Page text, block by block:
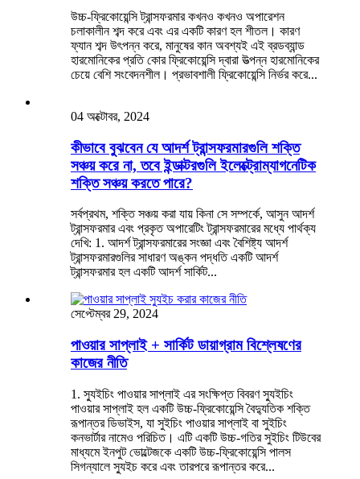
উচ্চ-ফ্রিকোয়েন্সি ট্রান্সফরমার কখনও কখনও অপারেশন
চলাকালীন শব্দ করে এবং এর একটি কারণ হল শীতল। কারণ
ফ্যান শব্দ উৎপন্ন করে, মানুষের কান অবশ্যই এই ব্রডব্যান্ড
হারমোনিকের প্রতি কোর ফ্রিকোয়েন্সি দ্বারা উত্পন্ন হারমোনিকের
চেয়ে বেশি সংবেদনশীল। প্রভাবশালী ফ্রিকোয়েন্সি নির্ভর করে...
04 অক্টোবর, 2024
কীভাবে বুঝবেন যে আদর্শ ট্রান্সফরমারগুলি শক্তি
সঞ্চয় করে না, তবে ইন্ডাক্টরগুলি ইলেক্ট্রোম্যাগনেটিক
শক্তি সঞ্চয় করতে পারে?
সর্বপ্রথম, শক্তি সঞ্চয় করা যায় কিনা সে সম্পর্কে, আসুন আদর্শ
ট্রান্সফরমার এবং প্রকৃত অপারেটিং ট্রান্সফরমারের মধ্যে পার্থক্য
দেখি: 1. আদর্শ ট্রান্সফরমারের সংজ্ঞা এবং বৈশিষ্ট্য আদর্শ
ট্রান্সফরমারগুলির সাধারণ অঙ্কন পদ্ধতি একটি আদর্শ
ট্রান্সফরমার হল একটি আদর্শ সার্কিট...
সেপ্টেম্বর 29, 2024
পাওয়ার সাপ্লাই + সার্কিট ডায়াগ্রাম বিশ্লেষণের
কাজের নীতি
1. স্যুইচিং পাওয়ার সাপ্লাই এর সংক্ষিপ্ত বিবরণ স্যুইচিং
পাওয়ার সাপ্লাই হল একটি উচ্চ-ফ্রিকোয়েন্সি বৈদ্যুতিক শক্তি
রূপান্তর ডিভাইস, যা সুইচিং পাওয়ার সাপ্লাই বা সুইচিং
কনভার্টার নামেও পরিচিত। এটি একটি উচ্চ-গতির সুইচিং টিউবের
মাধ্যমে ইনপুট ভোল্টেজকে একটি উচ্চ-ফ্রিকোয়েন্সি পালস
সিগন্যালে স্যুইচ করে এবং তারপরে রূপান্তর করে...